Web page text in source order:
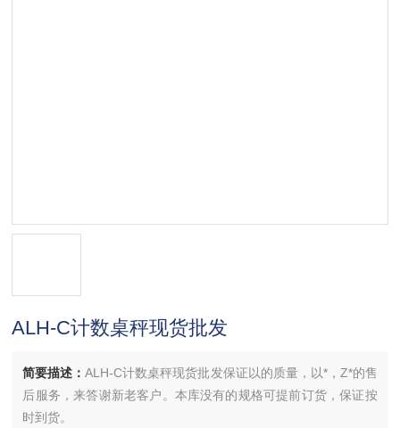
ALH-C计数桌秤现货批发
简要描述：ALH-C计数桌秤现货批发保证以的质量，以*，Z*的售
后服务，来答谢新老客户。本库没有的规格可提前订货，保证按
时到货。